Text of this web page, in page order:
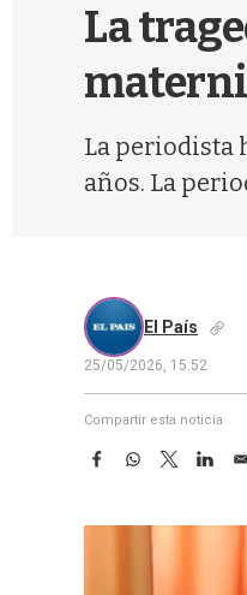
La
La periodista
años. La
El País
25/05/2026, 15:52
Compartir esta noticia
F
e
W
t
T
w
t
L
k
E